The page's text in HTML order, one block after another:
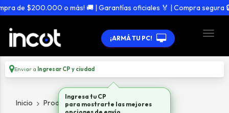
$200.000 o más! 🚚 | Garantías oficiales 🏅 | Compra segura 🔒
¡ARMÁ TU PC!
Enviar a Ingresar CP y ciudad
Inicio Productos Adaptadores / Hubs